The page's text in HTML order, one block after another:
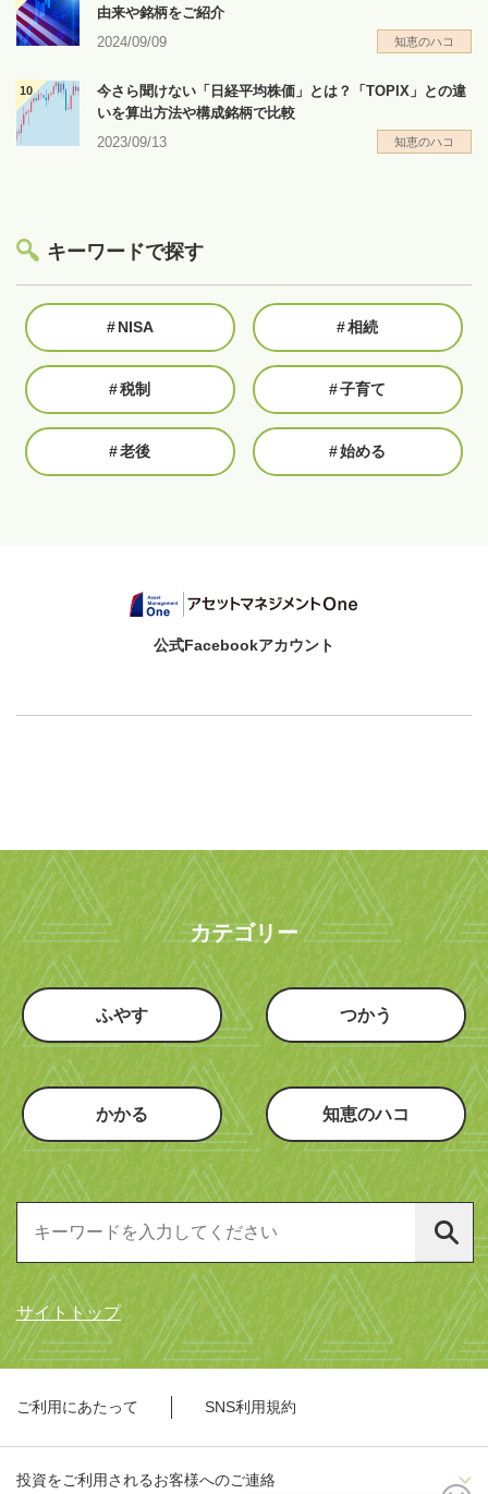
由来や銘柄をご紹介
2024/09/09
知恵のハコ
今さら聞けない「日経平均株価」とは？「TOPIX」との違
いを算出方法や構成銘柄で比較
2023/09/13
知恵のハコ
キーワードで探す
#NISA #相続
#税制 #子育て
#老後 #始める
公式Facebookアカウント
カテゴリー
ふやす つかう
かかる 知恵のハコ
サイトトップ
ご利用にあたって SNS利用規約
投資をご利用されるお客様へのご連絡